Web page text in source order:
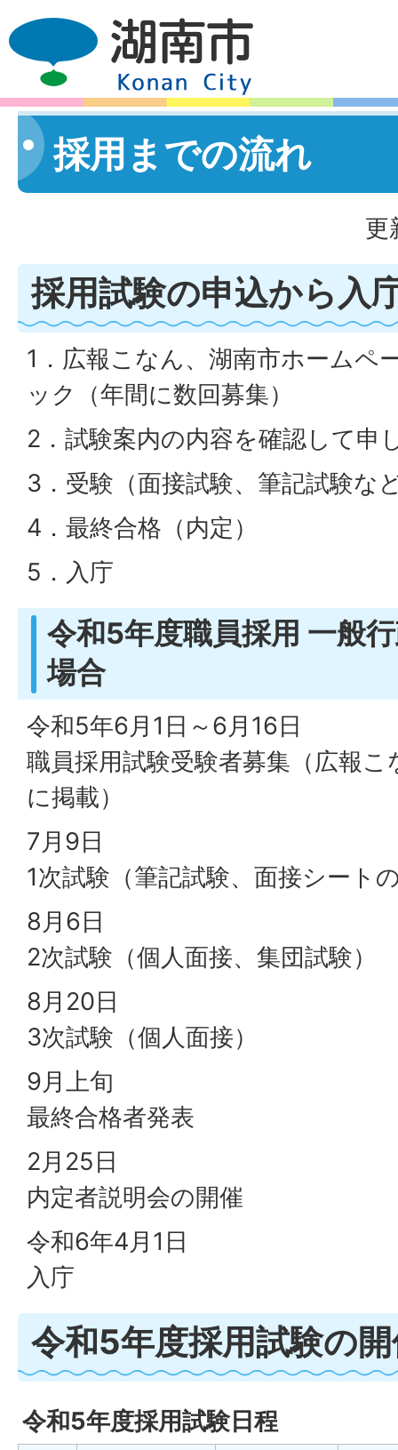
採用までの流れ
更
採用試験の申込から入
1．広報こなん、湖南市ホームペ
ック（年間に数回募集）
2．試験案内の内容を確認して申
3．受験（面接試験、筆記試験な
4．最終合格（内定）
5．入庁
令和5年度職員採用 一般
場合
令和5年6月1日～6月16日
職員採用試験受験者募集（広報
に掲載）
7月9日
1次試験（筆記試験、面接シート
8月6日
2次試験（個人面接、集団試験）
8月20日
3次試験（個人面接）
9月上旬
最終合格者発表
2月25日
内定者説明会の開催
令和6年4月1日
入庁
令和5年度採用試験の
令和5年度採用試験日程